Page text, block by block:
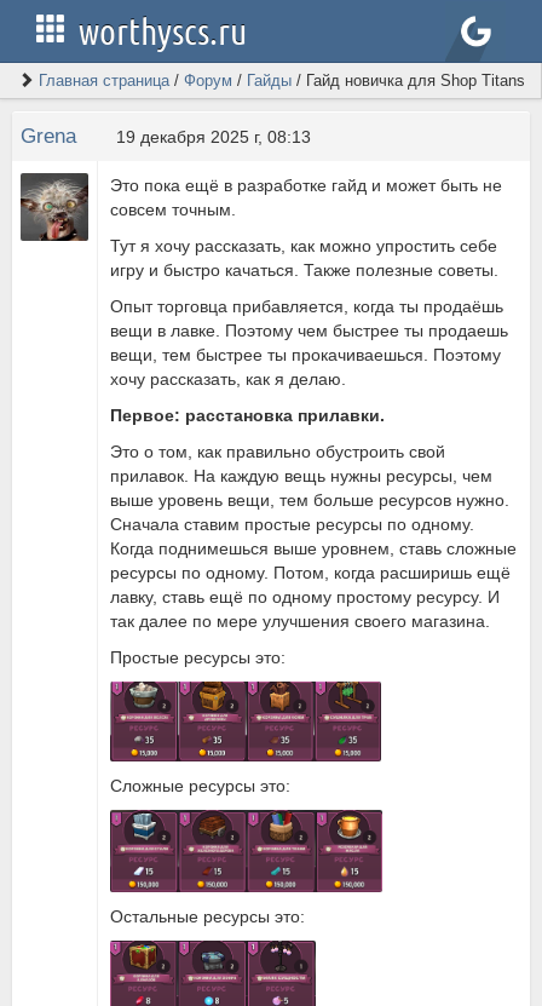
worthyscs.ru
Главная страница/ Форум / Гайды / Гайд новичка для Shop Titans
Grena 19 декабря 2025 г, 08:13
Это пока ещё в разработке гайд и может быть не
совсем точным.
Тут я хочу рассказать, как можно упростить себе
игру и быстро качаться. Также полезные советы.
Опыт торговца прибавляется, когда ты продаёшь
вещи в лавке. Поэтому чем быстрее ты продаешь
вещи, тем быстрее ты прокачиваешься. Поэтому
хочу рассказать, как я делаю.
Первое: расстановка прилавки.
Это о том, как правильно обустроить свой
прилавок. На каждую вещь нужны ресурсы, чем
выше уровень вещи, тем больше ресурсов нужно.
Сначала ставим простые ресурсы по одному.
Когда поднимешься выше уровнем, ставь сложные
ресурсы по одному. Потом, когда расширишь ещё
лавку, ставь ещё по одному простому ресурсу. И
так далее по мере улучшения своего магазина.
Простые ресурсы это:
Сложные ресурсы это:
Остальные ресурсы это: